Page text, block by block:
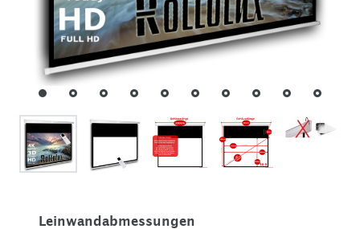
Leinwandabmessungen